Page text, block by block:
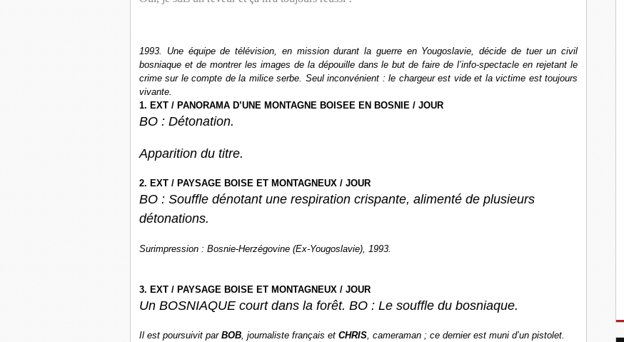
1993. Une équipe de télévision, en mission durant la guerre en Yougoslavie, décide de tuer un civil
bosniaque et de montrer les images de la dépouille dans le but de faire de l’info-spectacle en rejetant le
crime sur le compte de la milice serbe. Seul inconvénient : le chargeur est vide et la victime est toujours
vivante.
1. EXT / PANORAMA D’UNE MONTAGNE BOISEE EN BOSNIE / JOUR
BO : Détonation.
Apparition du titre.
2. EXT / PAYSAGE BOISE ET MONTAGNEUX / JOUR
BO : Souffle dénotant une respiration crispante, alimenté de plusieurs
détonations.
Surimpression : Bosnie-Herzégovine (Ex-Yougoslavie), 1993.
3. EXT / PAYSAGE BOISE ET MONTAGNEUX / JOUR
Un BOSNIAQUE court dans la forêt. BO : Le souffle du bosniaque.
Il est poursuivit par BOB , journaliste français et CHRIS , cameraman ; ce dernier est muni d’un pistolet.